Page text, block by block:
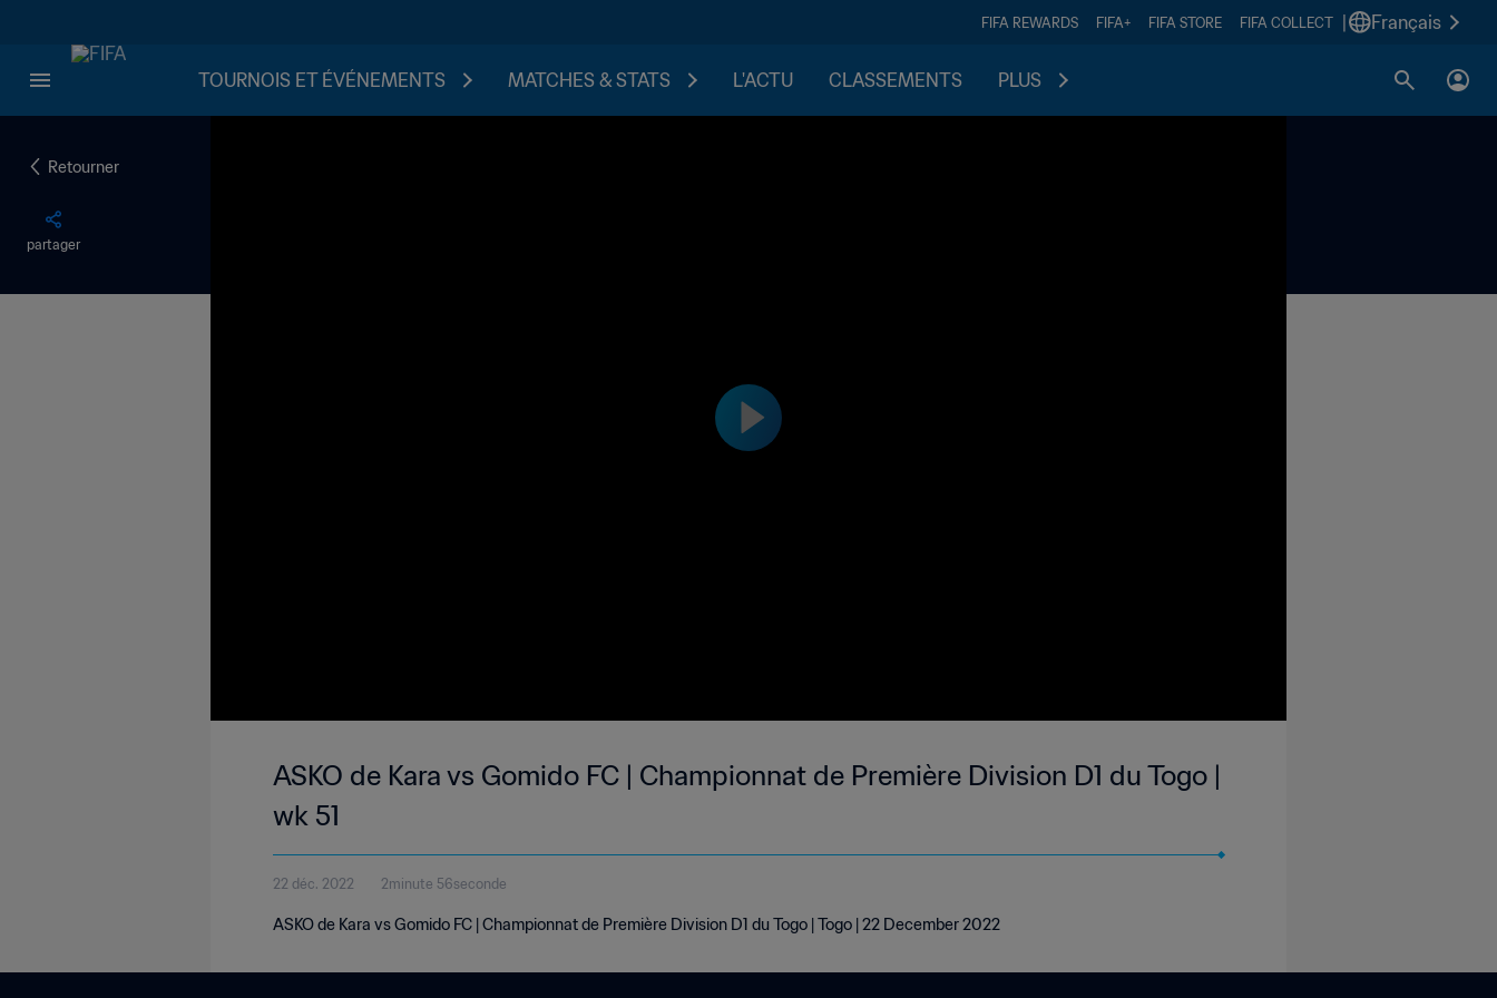
FIFA REWARDS FIFA+ FIFA STORE FIFA COLLECT Français
TOURNOIS ET ÉVÉNEMENTS MATCHES & STATS L'ACTU CLASSEMENTS PLUS
Retourner
partager
ASKO de Kara vs Gomido FC | Championnat de Première Division D1 du Togo |
wk 51
22 déc. 2022 2minute 56seconde
ASKO de Kara vs Gomido FC | Championnat de Première Division D1 du Togo | Togo | 22 December 2022